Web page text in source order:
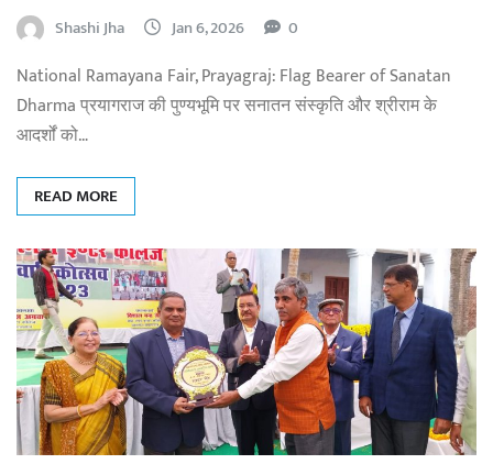
Shashi Jha Jan 6, 2026 0
National Ramayana Fair, Prayagraj: Flag Bearer of Sanatan
Dharma प्रयागराज की पुण्यभूमि पर सनातन संस्कृति और श्रीराम के
आदर्शों को…
READ MORE